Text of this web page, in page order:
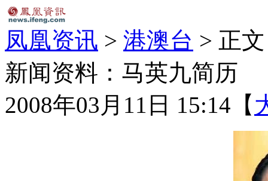
凤凰资讯 > 港澳台 > 正文
新闻资料：马英九简历
2008年03月11日 15:14 【